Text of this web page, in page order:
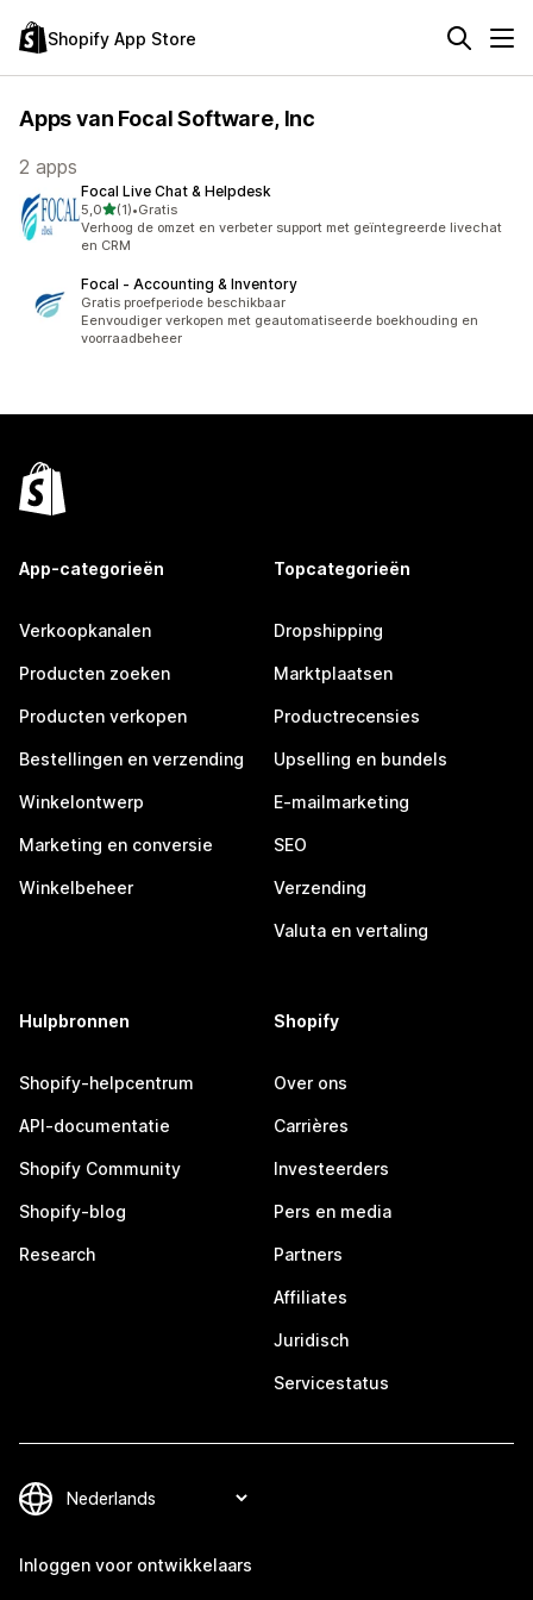
Shopify App Store
Apps van Focal Software, Inc
2 apps
Focal Live Chat & Helpdesk
5,0van 5 sterren
(1)
1 recensies in totaal
•Gratis
Verhoog de omzet en verbeter support met geïntegreerde livechat
en CRM
Focal ‑ Accounting & Inventory
Gratis proefperiode beschikbaar
Eenvoudiger verkopen met geautomatiseerde boekhouding en
voorraadbeheer
App-categorieën
Verkoopkanalen
Producten zoeken
Producten verkopen
Bestellingen en verzending
Winkelontwerp
Marketing en conversie
Winkelbeheer
Topcategorieën
Dropshipping
Marktplaatsen
Productrecensies
Upselling en bundels
E-mailmarketing
SEO
Verzending
Valuta en vertaling
Hulpbronnen
Shopify-helpcentrum
API-documentatie
Shopify Community
Shopify-blog
Research
Shopify
Over ons
Carrières
Investeerders
Pers en media
Partners
Affiliates
Juridisch
Servicestatus
Inloggen voor ontwikkelaars